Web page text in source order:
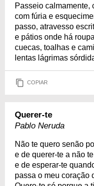
Passeio calmamente,
com fúria e
passo, atravesso
e pátios onde há
cuecas, toalhas e
lentas lágrimas
COPIAR
Querer-te
Pablo Neruda
Não te quero senão
e de querer-te a não
e de esperar-te
passa o meu coração